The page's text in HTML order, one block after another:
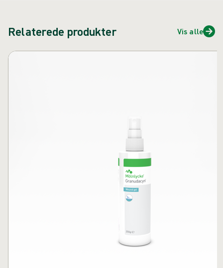
Relaterede produkter Vis alle